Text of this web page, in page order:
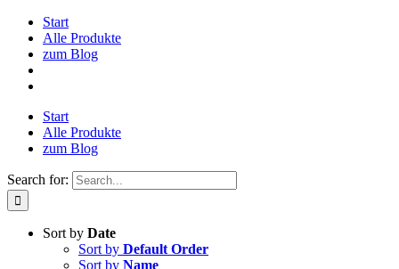
Start
Alle Produkte
zum Blog
Start
Alle Produkte
zum Blog
Search for:
Sort by Date
Sort by Default Order
Sort by Name